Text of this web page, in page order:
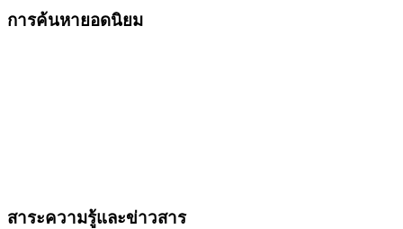
การค้นหายอดนิยม
สาระความรู้และข่าวสาร